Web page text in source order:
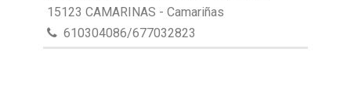
15123 CAMARINAS - Camariñas
610304086/677032823